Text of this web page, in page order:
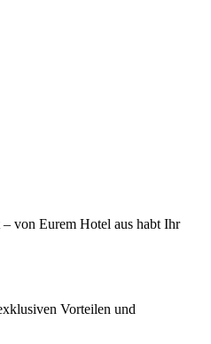
von Eurem Hotel aus habt Ihr
Vorteilen und